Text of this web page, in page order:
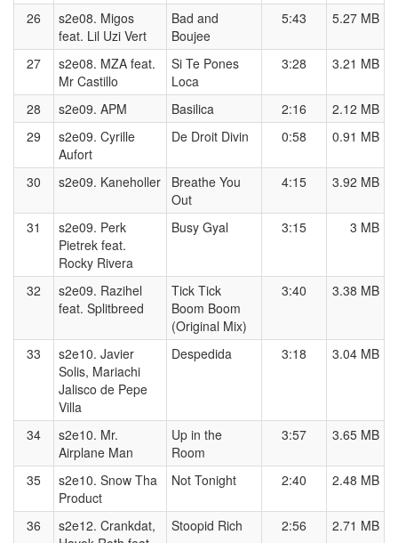
26
s2e08. Migos
feat. Lil Uzi Vert
Bad and
Boujee
5:43 5.27 MB
27
s2e08. MZA feat.
Mr Castillo
Si Te Pones
Loca
3:28 3.21 MB
28 s2e09. APM Basilica 2:16
2.12 MB
29
s2e09. Cyrille
Aufort
De Droit Divin 0:58 0.91 MB
30 s2e09. Kaneholler
Breathe You
Out
4:15 3.92 MB
31
s2e09. Perk
Pietrek feat.
Rocky Rivera
Busy Gyal 3:15 3 MB
32
s2e09. Razihel
feat. Splitbreed
Tick Tick
Boom Boom
(Original Mix)
3:40 3.38 MB
33
s2e10. Javier
Solis, Mariachi
Jalisco de Pepe
Villa
Despedida 3:18 3.04 MB
34
s2e10. Mr.
Airplane Man
Up in the
Room
3:57 3.65 MB
35
s2e10. Snow Tha
Product
Not Tonight 2:40 2.48 MB
36
s2e12. Crankdat,
Stoopid Rich 2:56 2.71 MB